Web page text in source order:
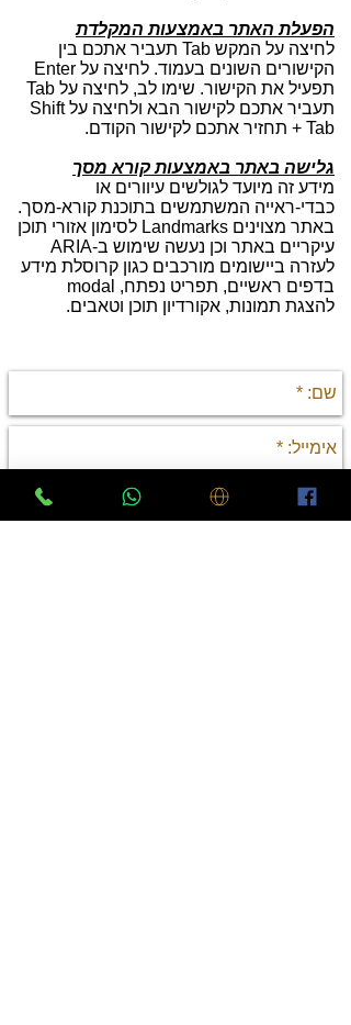
הפעלת האתר באמצעות המקלדת
לחיצה על המקש Tab תעביר אתכם בין
הקישורים השונים בעמוד. לחיצה על Enter
תפעיל את הקישור. שימו לב, לחיצה על Tab
תעביר אתכם לקישור הבא ולחיצה על Shift
+ Tab תחזיר אתכם לקישור הקודם.
גלישה באתר באמצעות קורא מסך
מידע זה מיועד לגולשים עיוורים או
כבדי-ראייה המשתמשים בתוכנת קורא-מסך.
באתר מצוינים Landmarks לסימון אזורי תוכן
עיקריים באתר וכן נעשה שימוש ב-ARIA
לעזרה ביישומים מורכבים כגון קרוסלת מידע
בדפים ראשיים,
תפריט נפתח, modal
להצגת תמונות, אקורדיון תוכן וטאבים.